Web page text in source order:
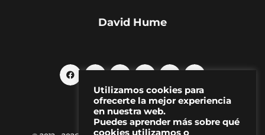
David Hume
Utilizamos cookies para
ofrecerte la mejor experiencia
en nuestra web.
Puedes aprender más sobre qué
cookies utilizamos o